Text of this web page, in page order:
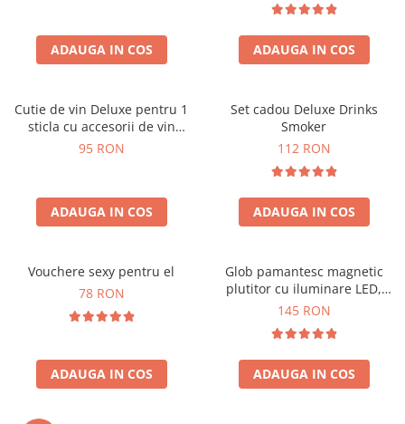
ADAUGA IN COS ADAUGA IN COS
Cutie de vin Deluxe pentru 1
sticla cu accesorii de vin
incluse interior oranj
95 RON
ADAUGA IN COS
Set cadou Deluxe Drinks
Smoker
112 RON
ADAUGA IN COS
Vouchere sexy pentru el
78 RON
ADAUGA IN COS
Glob pamantesc magnetic
plutitor cu iluminare LED,
Forma C
145 RON
ADAUGA IN COS